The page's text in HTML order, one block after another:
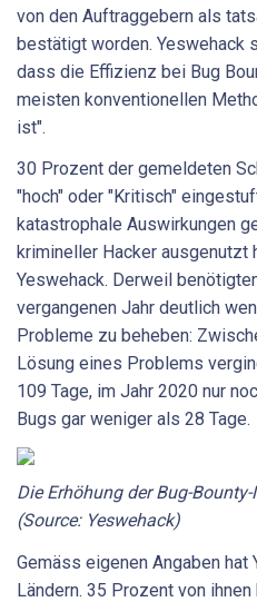
von den Auftraggebern als
bestätigt worden. Yeswehack
dass die Effizienz bei Bug
meisten konventionellen
ist".
30 Prozent der gemeldeten
"hoch" oder "Kritisch"
katastrophale Auswirkungen
krimineller Hacker ausgenutzt
Yeswehack. Derweil
vergangenen Jahr deutlich
Probleme zu beheben:
Lösung eines Problems
109 Tage, im Jahr 2020 nur
Bugs gar weniger als 28 Tage.
Die Erhöhung der Bug-
(Source: Yeswehack)
Gemäss eigenen Angaben hat
Ländern. 35 Prozent von